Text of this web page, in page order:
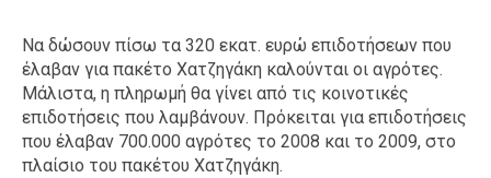
LIFE
Food
Body+Mind
Να δώσουν πίσω τα 320 εκατ. ευρώ επιδοτήσεων που
έλαβαν για πακέτο Χατζηγάκη καλούνται οι αγρότες.
Μάλιστα, η πληρωμή θα γίνει από τις κοινοτικές
επιδοτήσεις που λαμβάνουν. Πρόκειται για επιδοτήσεις
που έλαβαν 700.000 αγρότες το 2008 και το 2009, στο
πλαίσιο του πακέτου Χατζηγάκη.